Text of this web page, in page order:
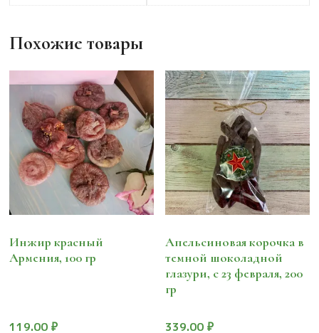
Похожие товары
Инжир красный
Армения, 100 гр
119.00 ₽
Апельсиновая корочка в
темной шоколадной
глазури, с 23 февраля, 200
гр
339.00₽